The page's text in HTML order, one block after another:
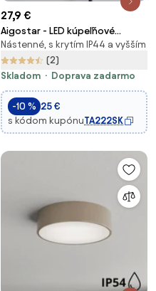
27,9 €
Aigostar - LED kúpeľňové
osvetlenie zrkadla
LED/8W/230V 4000K 40 cm
IP44 čierna
Nástenné, s krytím IP44 a vyšším
(2)
Skladom
Doprava zadarmo
-10 % 25 €
s kódom kupónuTA222SK